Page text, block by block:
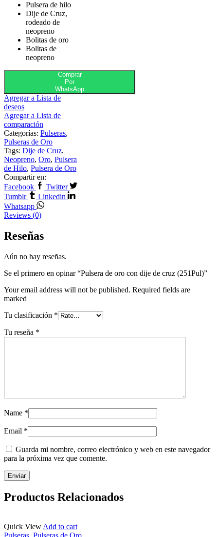
Pulsera de hilo
Dije de Cruz,
rodeado de
neopreno
Bolitas de oro
Bolitas de
neopreno
Comprar
Por
WhatsApp
Agregar a Lista de
deseos
Agregar a Lista de
comparación
Categorías: Pulseras,
Pulseras de Oro
Tags: Dije de Cruz,
Neopreno, Oro, Pulsera
de Hilo, Pulsera de Oro
Compartir en:
Facebook
Twitter
Tumblr
Linkedin
Whatsapp
Reviews (0)
Reseñas
Aún no hay reseñas.
Se el primero en opinar “Pulsera de oro con dije de cruz (251Pul)”
Your email address will not be published. Required fields are
marked
Tu clasificación *
Tu reseña *
Name *
Email *
Guarda mi nombre, correo electrónico y web en este navegador
para la próxima vez que comente.
Productos Relacionados
Quick View Add to cart
Pulseras Pulseras de Oro